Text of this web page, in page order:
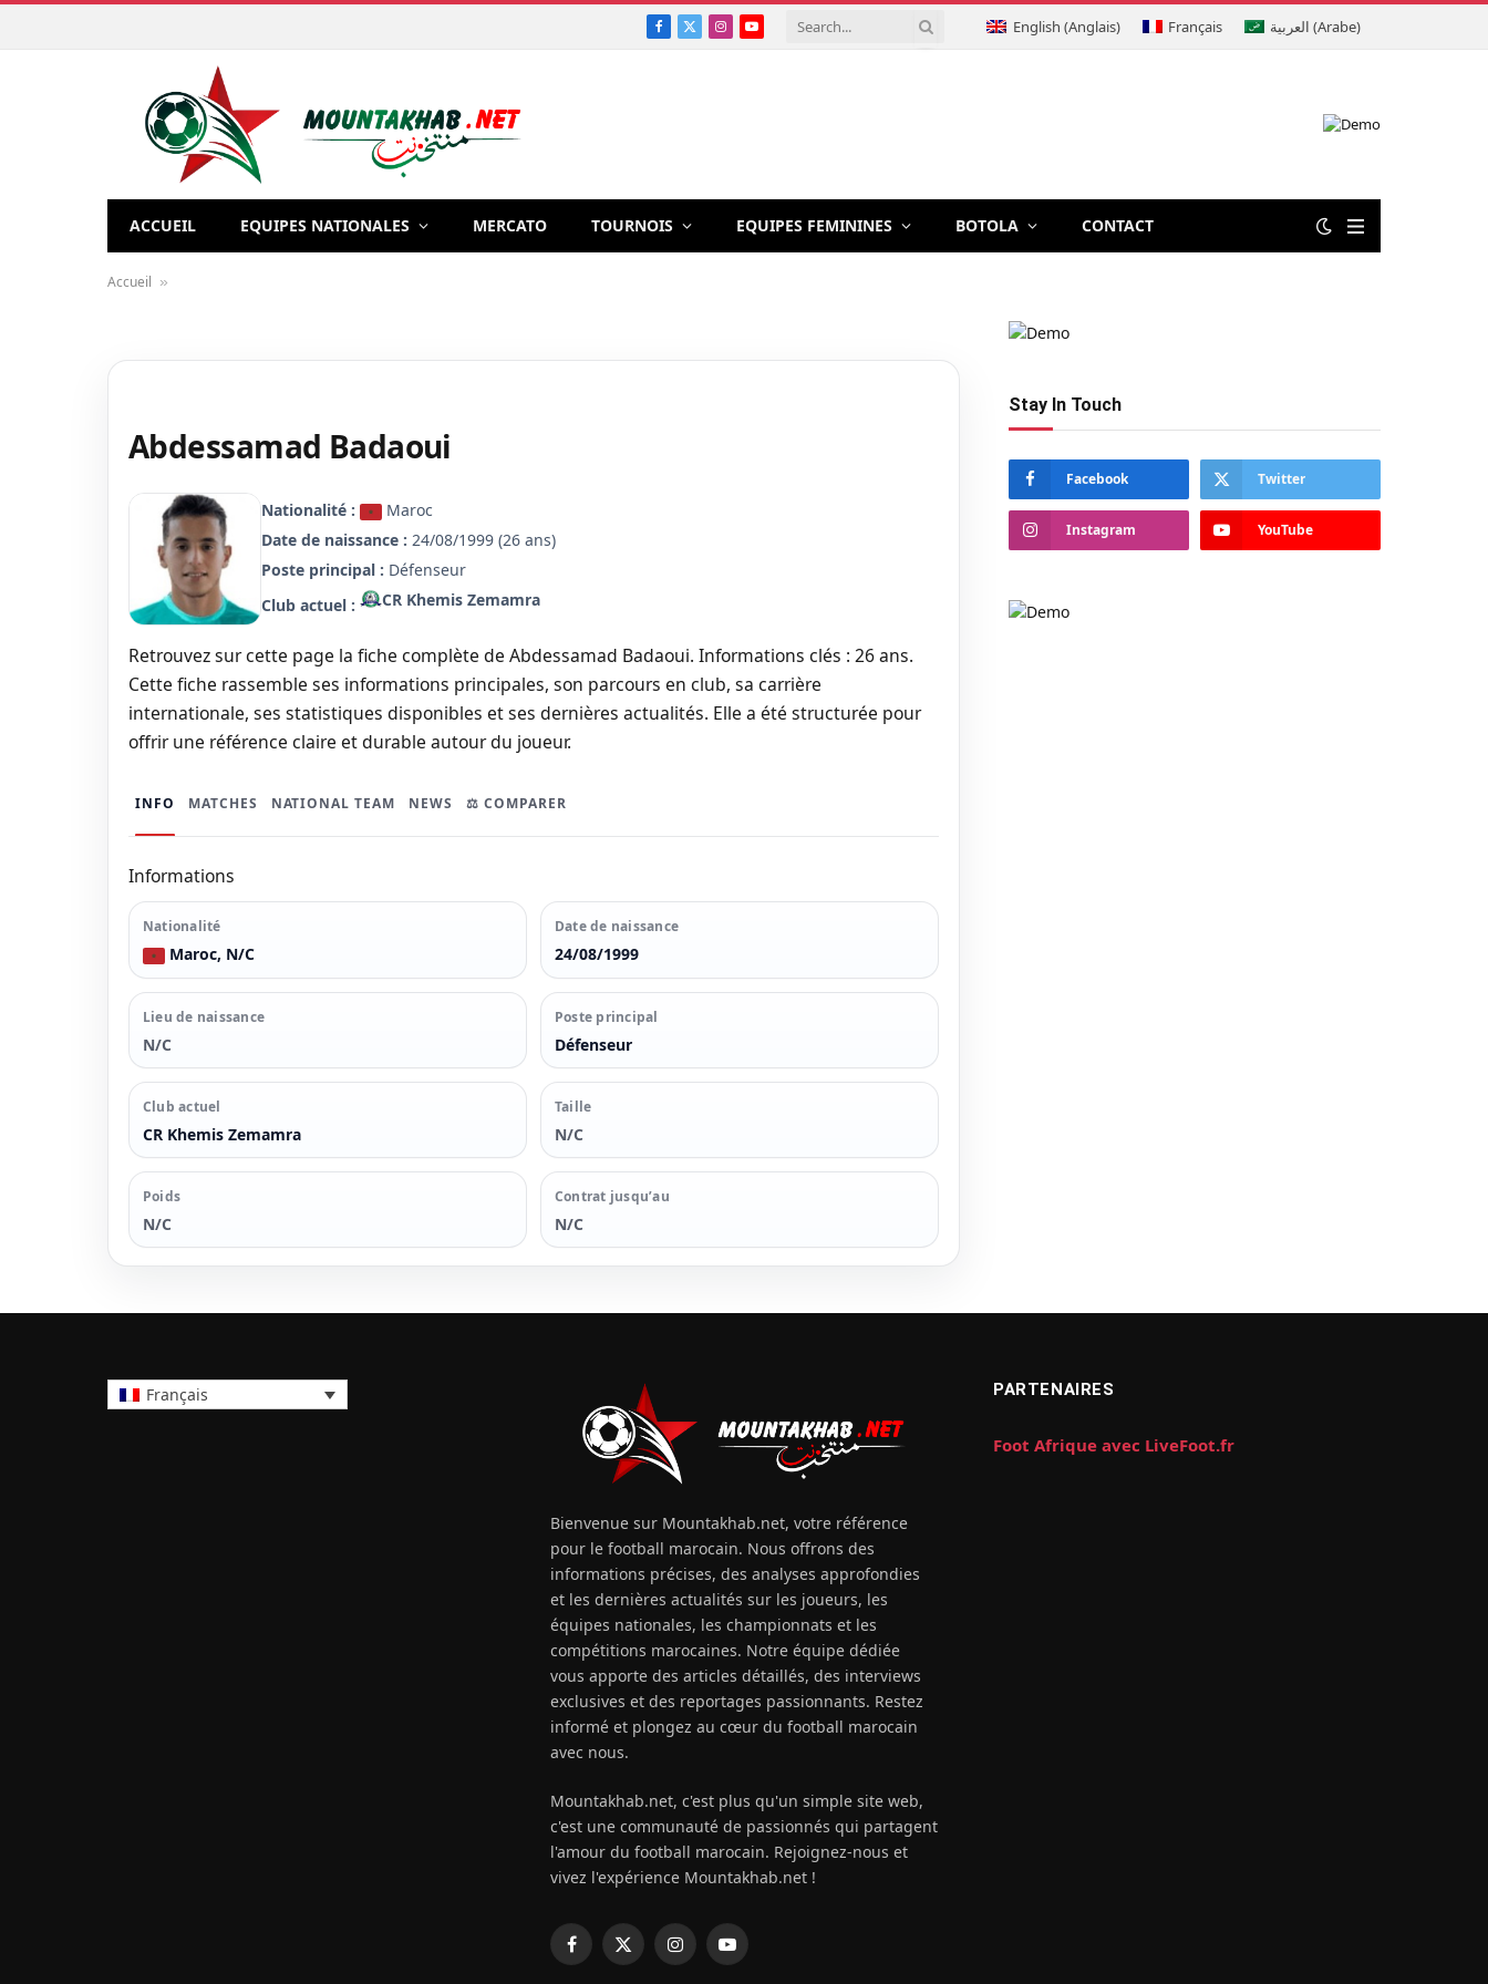
Facebook
X
Instagram
YouTube English (Anglais) Français العربية (Arabe)
ACCUEIL EQUIPES NATIONALES MERCATO TOURNOIS EQUIPES FEMININES BOTOLA CONTACT
Accueil »
Abdessamad Badaoui
Nationalité :
Maroc
Date de naissance : 24/08/1999 (26 ans)
Poste principal : Défenseur
Club actuel :
CR Khemis Zemamra
Retrouvez sur cette page la fiche complète de Abdessamad Badaoui. Informations clés : 26 ans.
Cette fiche rassemble ses informations principales, son parcours en club, sa carrière
internationale, ses statistiques disponibles et ses dernières actualités. Elle a été structurée pour
offrir une référence claire et durable autour du joueur.
INFO MATCHES NATIONAL TEAM NEWS ⚖️ COMPARER
Informations
Nationalité
Maroc, N/C
Date de naissance
24/08/1999
Lieu de naissance
N/C
Poste principal
Défenseur
Club actuel
CR Khemis Zemamra
Taille
N/C
Poids
N/C
Contrat jusqu’au
N/C
Stay In Touch
Facebook Twitter
Instagram YouTube
Français
Bienvenue sur Mountakhab.net, votre référence
pour le football marocain. Nous offrons des
informations précises, des analyses approfondies
et les dernières actualités sur les joueurs, les
équipes nationales, les championnats et les
compétitions marocaines. Notre équipe dédiée
vous apporte des articles détaillés, des interviews
exclusives et des reportages passionnants. Restez
informé et plongez au cœur du football marocain
avec nous.
Mountakhab.net, c'est plus qu'un simple site web,
c'est une communauté de passionnés qui partagent
l'amour du football marocain. Rejoignez-nous et
vivez l'expérience Mountakhab.net !
Facebook
X
InstagramYouTube
PARTENAIRES
Foot Afrique avec LiveFoot.fr